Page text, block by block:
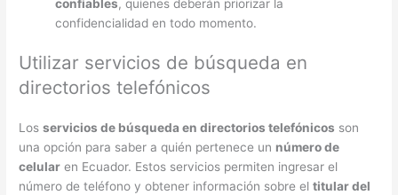
confiables, quienes deberán priorizar la
confidencialidad en todo momento.
Utilizar servicios de búsqueda en
directorios telefónicos
Losservicios de búsqueda en directorios telefónicos son
una opción para saber a quién pertenece un número de
celular en Ecuador. Estos servicios permiten ingresar el
número de teléfono y obtener información sobre eltitular del